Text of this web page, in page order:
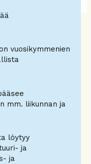
vuosikymmenien
mm. liikunnan ja
löytyy
ja
ja